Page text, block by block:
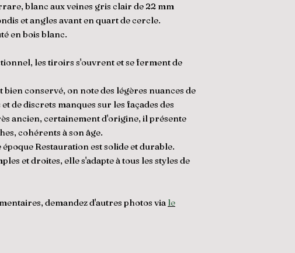
blanc aux veines gris clair de 22 mm
et angles avant en quart de cercle.
en bois blanc.
les tiroirs s'ouvrent et se ferment de
bien conservé, on note des légères nuances de
de discrets manques sur les façades des
ancien, certainement d'origine, il présente
cohérents à son âge.
Restauration est solide et durable.
et droites, elle s'adapte à tous les styles de
demandez d'autres photos via le